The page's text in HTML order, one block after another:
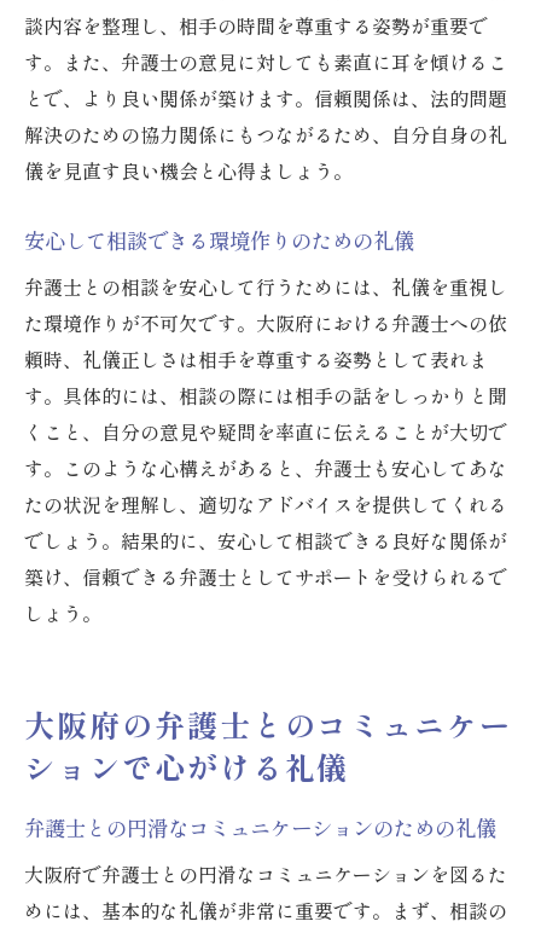
談内容を整理し、相手の時間を尊重する姿勢が重要で
す。また、弁護士の意見に対しても素直に耳を傾けるこ
とで、より良い関係が築けます。信頼関係は、法的問題
解決のための協力関係にもつながるため、自分自身の礼
儀を見直す良い機会と心得ましょう。
安心して相談できる環境作りのための礼儀
弁護士との相談を安心して行うためには、礼儀を重視し
た環境作りが不可欠です。大阪府における弁護士への依
頼時、礼儀正しさは相手を尊重する姿勢として表れま
す。具体的には、相談の際には相手の話をしっかりと聞
くこと、自分の意見や疑問を率直に伝えることが大切で
す。このような心構えがあると、弁護士も安心してあな
たの状況を理解し、適切なアドバイスを提供してくれる
でしょう。結果的に、安心して相談できる良好な関係が
築け、信頼できる弁護士としてサポートを受けられるで
しょう。
大阪府の弁護士とのコミュニケー
ションで心がける礼儀
弁護士との円滑なコミュニケーションのための礼儀
大阪府で弁護士との円滑なコミュニケーションを図るた
めには、基本的な礼儀が非常に重要です。まず、相談の